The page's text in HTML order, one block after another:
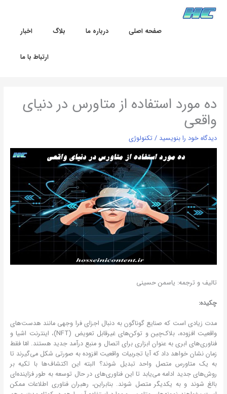
پرش
صفحه اصلی درباره ما بلاگ اخبار
ارتباط با ما
ده مورد استفاده از متاورس در دنیای
واقعی
دیدگاه‌ خود را بنویسید / تکنولوژی
تالیف و ترجمه: یاسمن حسینی
چکیده:
مدت زیادی است که صنایع گوناگون به دنبال اجزای فرا وجهی مانند هدست‌های
واقعیت افزوده، بلاک‌چین و توکن‌های غیرقابل تعویض (NFT)، اینترنت اشیا و
فناوری‌های ابری به عنوان ابزاری برای اتصال و منبع درآمد جدید هستند. امّا فقط
زمان نشان خواهد داد که آیا تجربیات واقعیت افزوده به صورتی شکل می‌گیرند تا
به یک متاورس متصل واحد تبدیل شوند؟ البته این اکتشاف‌ها با تکیه بر
روش‌های جدید ادامه می‌یابد تا این فناوری‌های در حال توسعه به طور فزاینده‌ای
بالغ شوند و به یکدیگر متصل شوند. بنابراین، رهبران فناوری اطلاعات ممکن